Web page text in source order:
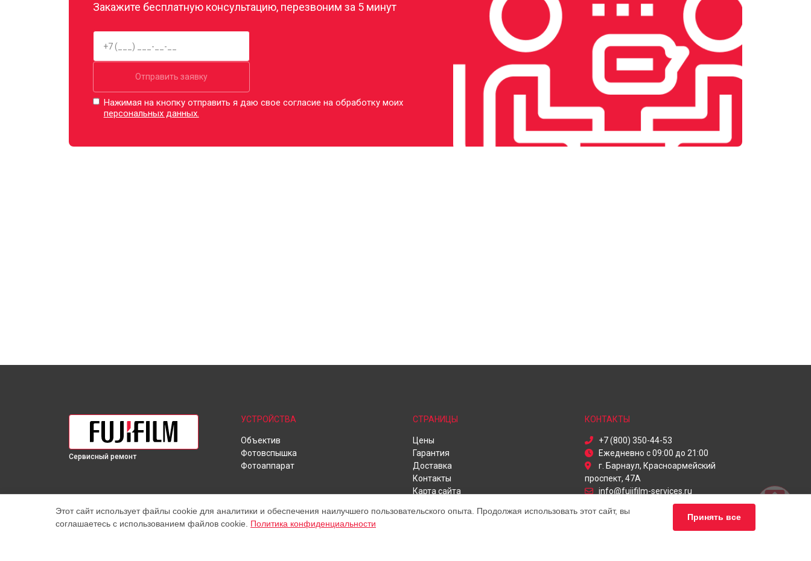
от 2600 ₽ Заказать
Закажите бесплатную консультацию, перезвоним за 5 минут
Отправить заявку
Нажимая на кнопку отправить я даю свое согласие на обработку моих
персональных данных.
Сервисный ремонт
УСТРОЙСТВА
Объектив
Фотовспышка
Фотоаппарат
СТРАНИЦЫ
Цены
Гарантия
Доставка
Контакты
Карта сайта
КОНТАКТЫ
+7 (800) 350-44-53
Ежедневно с 09:00 до 21:00
г. Барнаул, Красноармейский
проспект, 47А
info@fujifilm-services.ru
Политика конфиденциальности
Этот сайт использует файлы cookie для аналитики и обеспечения наилучшего пользовательского опыта. Продолжая использовать этот сайт, вы
соглашаетесь с использованием файлов cookie. Политика конфиденциальности
Принять все